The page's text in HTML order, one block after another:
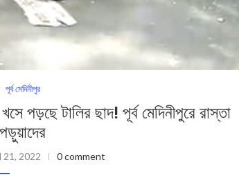
পূর্ব মেদিনীপুর
টালির ছাদ! পূর্ব মেদিনীপুরে রাস্তা
21, 2022 0 comment